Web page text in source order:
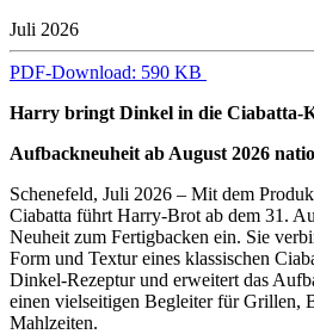
Juli 2026
PDF-Download: 590 KB
Harry bringt Dinkel in die Ciabatta-
Aufbackneuheit ab August 2026
Schenefeld, Juli 2026 – Mit dem
Ciabatta führt Harry-Brot ab dem 31.
Neuheit zum Fertigbacken ein. Sie
Form und Textur eines klassischen
Dinkel-Rezeptur und erweitert das
einen vielseitigen Begleiter für Grillen,
Mahlzeiten.